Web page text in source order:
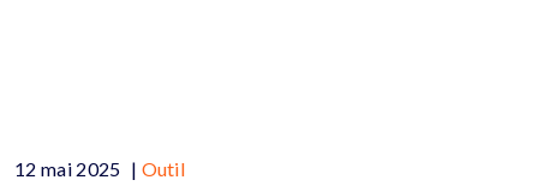
12 mai 2025 | Outil